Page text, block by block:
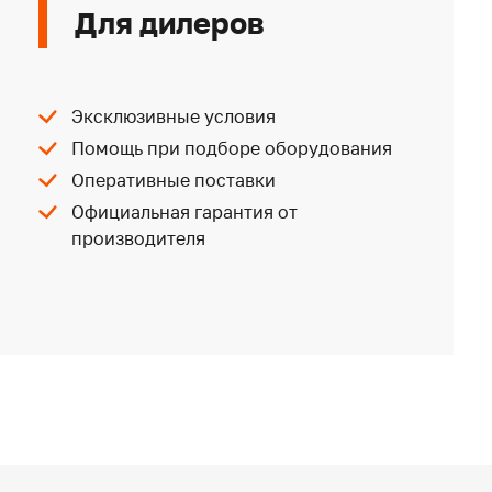
Для дилеров
Эксклюзивные условия
Помощь при подборе оборудования
Оперативные поставки
Официальная гарантия от
производителя